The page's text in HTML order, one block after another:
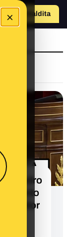
×
Hazte Maldita
de Pedro